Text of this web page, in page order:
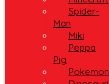
Spider-
Man
Miki
Peppa
Pig
Pokemon